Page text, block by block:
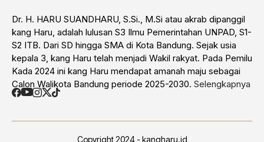
Dr. H. HARU SUANDHARU, S.Si., M.Si atau akrab dipanggil
kang Haru, adalah lulusan S3 Ilmu Pemerintahan UNPAD, S1-
S2 ITB. Dari SD hingga SMA di Kota Bandung. Sejak usia
kepala 3, kang Haru telah menjadi Wakil rakyat. Pada Pemilu
Kada 2024 ini kang Haru mendapat amanah maju sebagai
Calon Walikota Bandung periode 2025-2030. Selengkapnya
Copyright 2024 - kangharu.id